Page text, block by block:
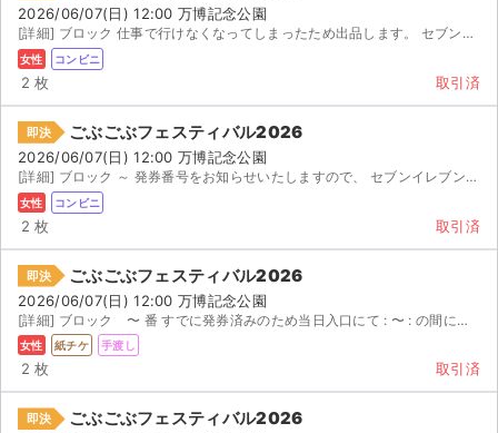
2026/06/07(日) 12:00 万博記念公園
[詳細] ブロック 仕事で行けなくなってしまったため出品します。 セブンイレブン発券です。
女性 コンビニ
2 枚 取引済
即決 ごぶごぶフェスティバル2026
2026/06/07(日) 12:00 万博記念公園
[詳細] ブロック ～ 発券番号をお知らせいたしますので、 セブンイレブンで発券してくだ...
女性 コンビニ
2 枚 取引済
即決 ごぶごぶフェスティバル2026
2026/06/07(日) 12:00 万博記念公園
[詳細] ブロック 〜 番 すでに発券済みのため当日入口にて : 〜 : の間に手渡し行います。
女性 紙チケ 手渡し
2 枚 取引済
即決 ごぶごぶフェスティバル2026